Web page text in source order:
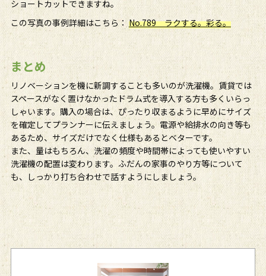
ショートカットできますね。
この写真の事例詳細はこちら： No.789 ラクする。彩る。
まとめ
リノベーションを機に新調することも多いのが洗濯機。賃貸では
スペースがなく置けなかったドラム式を導入する方も多くいらっ
しゃいます。購入の場合は、ぴったり収まるように早めにサイズ
を確定してプランナーに伝えましょう。電源や給排水の向き等も
あるため、サイズだけでなく仕様もあるとベターです。
また、量はもちろん、洗濯の頻度や時間帯によっても使いやすい
洗濯機の配置は変わります。ふだんの家事のやり方等について
も、しっかり打ち合わせで話すようにしましょう。